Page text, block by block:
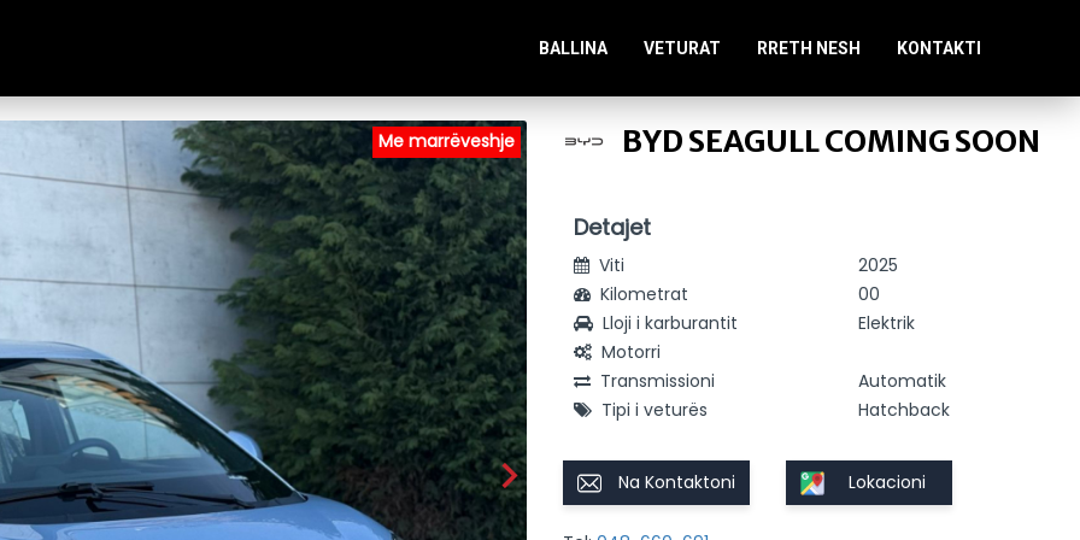
BALLINA VETURAT RRETH NESH KONTAKTI
Me marrëveshje BYD SEAGULL COMING SOON
Detajet
Viti
2025
Kilometrat
00
Lloji i karburantit
Elektrik
Motorri
Transmissioni
Automatik
Tipi i veturës
Hatchback
Na Kontaktoni Lokacioni